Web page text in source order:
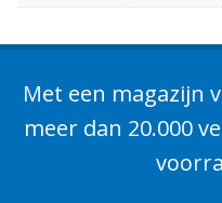
Met een magazijn
meer dan 20.000